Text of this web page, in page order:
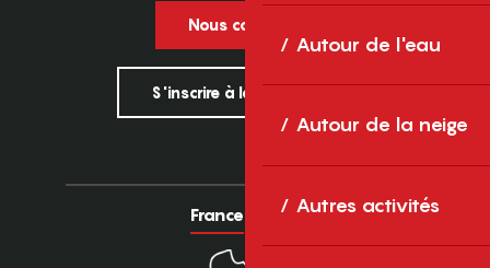
Autour de l'eau
Autour de la neige
Autres activités
Nous contacter
S'inscrire à la newsletter
France Europe